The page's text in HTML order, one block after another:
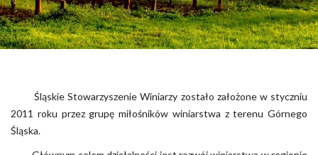
Śląskie Stowarzyszenie Winiarzy zostało założone w styczniu
2011 roku przez grupę miłośników winiarstwa z terenu Górnego
Śląska.